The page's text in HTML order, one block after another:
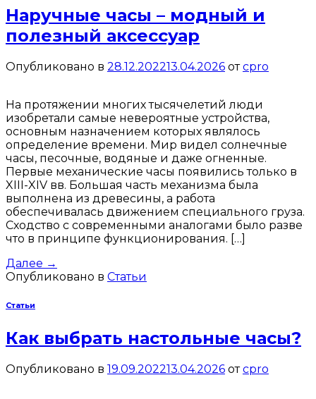
Наручные часы – модный и
полезный аксессуар
Опубликовано в 28.12.202213.04.2026 отcpro
На протяжении многих тысячелетий люди
изобретали самые невероятные устройства,
основным назначением которых являлось
определение времени. Мир видел солнечные
часы, песочные, водяные и даже огненные.
Первые механические часы появились только в
XIII-XIV вв. Большая часть механизма была
выполнена из древесины, а работа
обеспечивалась движением специального груза.
Сходство с современными аналогами было разве
что в принципе функционирования. […]
Далее →
Опубликовано в Статьи
Статьи
Как выбрать настольные часы?
Опубликовано в 19.09.202213.04.2026 отcpro